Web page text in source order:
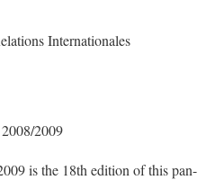
Internationales
2009
is the 18th edition of this pan-